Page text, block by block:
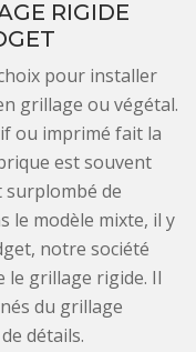
RIGIDE
pour installer
grillage ou végétal.
ou imprimé fait la
est souvent
de
le modèle mixte, il y
notre société
le grillage rigide. Il
du grillage
détails.